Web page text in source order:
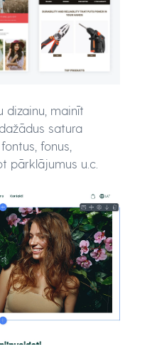
dizainu, mainīt
satura
fonus,
pārklājumus u.c.